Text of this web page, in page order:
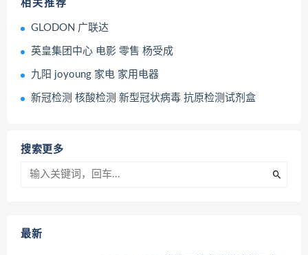
相关推荐
GLODON 广联达
英皇集团中心 电影 零售 杨受成
九阳 joyoung 家电 家用电器
新冠检测 核酸检测 新型冠状病毒 抗原检测试剂盒
搜索更多
最新